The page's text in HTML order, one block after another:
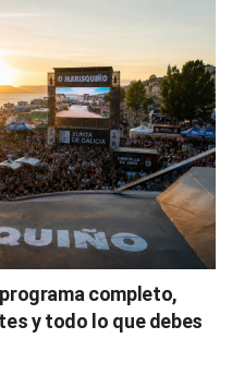
completo,
y todo lo que debes